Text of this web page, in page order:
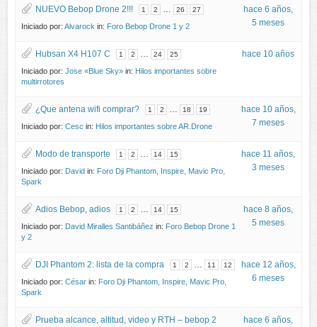
NUEVO Bebop Drone 2!!! 1 2 … 26 27
Iniciado por:Alvarock in: Foro Bebop Drone 1 y 2
hace 6 años,
5 meses
Hubsan X4 H107 C 1 2 … 24 25
Iniciado por:Jose «Blue Sky» in: Hilos importantes sobre
multirrotores
hace 10 años
¿Que antena wifi comprar? 1 2 … 18 19
Iniciado por:Cesc in: Hilos importantes sobre AR.Drone
hace 10 años,
7 meses
Modo de transporte 1 2 … 14 15
Iniciado por: David in: Foro Dji Phantom, Inspire, Mavic Pro,
Spark
hace 11 años,
3 meses
Adios Bebop, adios 1 2 … 14 15
Iniciado por: David Miralles Santibáñez in: Foro Bebop Drone 1
y 2
hace 8 años,
5 meses
DJI Phantom 2: lista de la compra 1 2 … 11 12
Iniciado por:César in: Foro Dji Phantom, Inspire, Mavic Pro,
Spark
hace 12 años,
6 meses
Prueba alcance, altitud, video y RTH – bebop 2
hace 6 años,